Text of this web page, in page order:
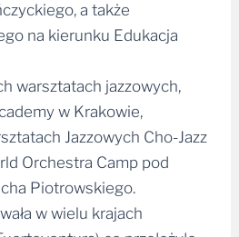
a także
na kierunku Edukacja
warsztatach jazzowych,
w Krakowie,
Jazzowych Cho-Jazz
Orchestra Camp pod
Piotrowskiego.
w wielu krajach